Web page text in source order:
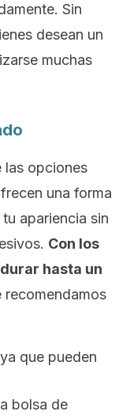
Sin
desean un
muchas
las opciones
una forma
apariencia sin
Con los
hasta un
recomendamos
que pueden
bolsa de